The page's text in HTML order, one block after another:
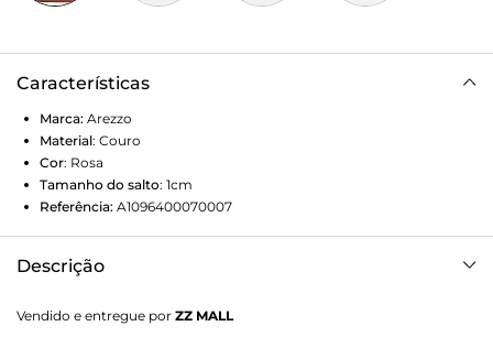
Características
Marca: Arezzo
Material: Couro
Cor: Rosa
Tamanho do salto: 1cm
Referência: A1096400070007
Descrição
bico redondo. Traz tira larga e única sobre os dedos e o
Vendido e entregue por ZZ MALL